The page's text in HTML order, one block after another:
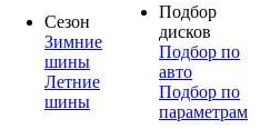
Сезон
Зимние
шины
Летние
шины
Подбор
дисков
Подбор по
авто
Подбор по
параметрам